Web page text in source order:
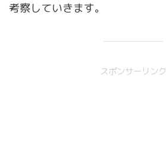
考察していきます。
スポンサーリンク